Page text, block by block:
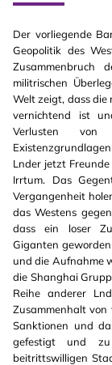
Der vorliegende
Geopolitik des
Zusammenbruch
militrischen
Welt zeigt, dass die
vernichtend ist
Verlusten von
Lnder jetzt
Irrtum. Das
Vergangenheit
das Westens
dass ein loser
Giganten
und die Aufnahme
die Shanghai
Reihe anderer
Zusammenhalt
Sanktionen und
gefestigt und
beitrittswilligen